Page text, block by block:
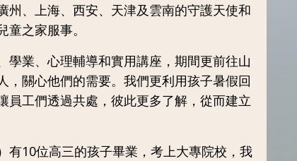
州、上海、西安、天津及雲南的守護天使和
之家服事。
學業、心理輔導和實用講座，期間更前往山
，關心他們的需要。我們更利用孩子暑假回
員工們透過共處，彼此更多了解，從而建立
有10位高三的孩子畢業，考上大專院校，我